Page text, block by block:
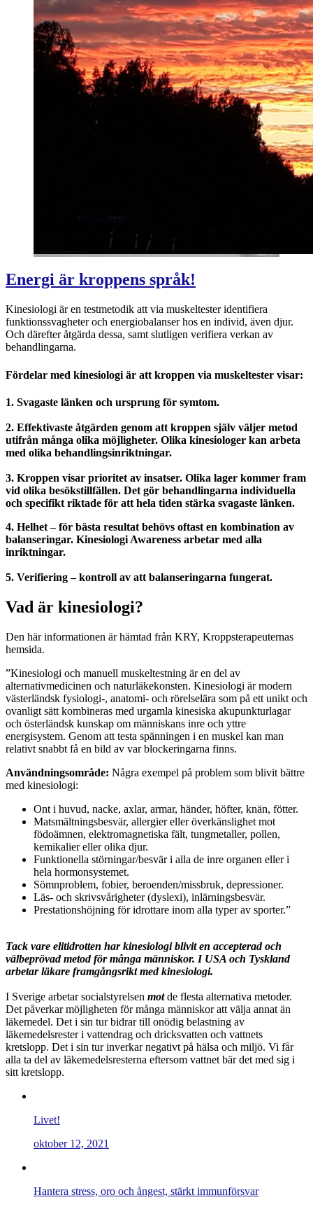
Energi är kroppens språk!
Kinesiologi är en testmetodik att via muskeltester identifiera
funktionssvagheter och energiobalanser hos en individ, även djur.
Och därefter åtgärda dessa, samt slutligen verifiera verkan av
behandlingarna.
Fördelar med kinesiologi är att kroppen via muskeltester visar:
1. Svagaste länken och ursprung för symtom.
2. Effektivaste åtgärden genom att kroppen själv väljer metod
utifrån många olika möjligheter. Olika kinesiologer kan arbeta
med olika behandlingsinriktningar.
3. Kroppen visar prioritet av insatser. Olika lager kommer fram
vid olika besökstillfällen. Det gör behandlingarna individuella
och specifikt riktade för att hela tiden stärka svagaste länken.
4. Helhet – för bästa resultat behövs oftast en kombination av
balanseringar. Kinesiologi Awareness arbetar med alla
inriktningar.
5. Verifiering – kontroll av att balanseringarna fungerat.
Vad är kinesiologi?
Den här informationen är hämtad från KRY, Kroppsterapeuternas
hemsida.
”Kinesiologi och manuell muskeltestning är en del av
alternativmedicinen och naturläkekonsten. Kinesiologi är modern
västerländsk fysiologi-, anatomi- och rörelselära som på ett unikt och
ovanligt sätt kombineras med urgamla kinesiska akupunkturlagar
och österländsk kunskap om människans inre och yttre
energisystem. Genom att testa spänningen i en muskel kan man
relativt snabbt få en bild av var blockeringarna finns.
Användningsområde: Några exempel på problem som blivit bättre
med kinesiologi:
Ont i huvud, nacke, axlar, armar, händer, höfter, knän, fötter.
Matsmältningsbesvär, allergier eller överkänslighet mot
födoämnen, elektromagnetiska fält, tungmetaller, pollen,
kemikalier eller olika djur.
Funktionella störningar/besvär i alla de inre organen eller i
hela hormonsystemet.
Sömnproblem, fobier, beroenden/missbruk, depressioner.
Läs- och skrivsvårigheter (dyslexi), inlärningsbesvär.
Prestationshöjning för idrottare inom alla typer av sporter.”
Tack vare elitidrotten har kinesiologi blivit en accepterad och
välbeprövad metod för många människor. I USA och Tyskland
arbetar läkare framgångsrikt med kinesiologi.
I Sverige arbetar socialstyrelsen motde flesta alternativa metoder.
Det påverkar möjligheten för många människor att välja annat än
läkemedel. Det i sin tur bidrar till onödig belastning av
läkemedelsrester i vattendrag och dricksvatten och vattnets
kretslopp. Det i sin tur inverkar negativt på hälsa och miljö. Vi får
alla ta del av läkemedelsresterna eftersom vattnet bär det med sig i
sitt kretslopp.
Livet!
oktober 12, 2021
Hantera stress, oro och ångest, stärkt immunförsvar